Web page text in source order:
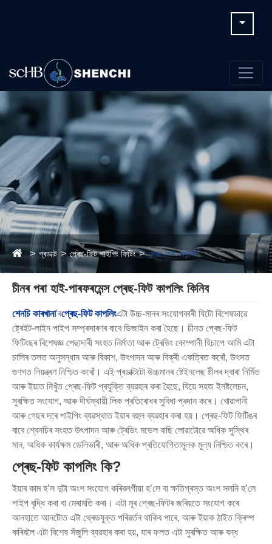
প্ৰডাক্ট প্ৰেছ-ফিট পাইপিং ফিটিং প্ৰেছ-ফিট কাপলিং
চীনৰ পৰা হাই-পাৰফৰমেন্স প্ৰেছ-ফিট কাপলিং কিনিব
শেনচি কাৰখানা'ৰপ্ৰেছ-ফিট কাপলিংএটা উচ্চ-মানৰ সংযোগকাৰী যিটো বিশেষভাৱে
ষ্ট্ৰেইট-লাইন পাইপ সম্প্ৰসাৰণৰ বাবে ডিজাইন কৰা হৈছে। চীনত প্ৰেছ-ফিট
ফিটিংছৰ বিশেষজ্ঞ পেছাদাৰী সংহত নিৰ্মাতা আৰু ট্ৰেডিং কোম্পানী হিচাপে আমি এটা
চালিৰ তলত অনুসন্ধান আৰু বিকাশ, উৎপাদন আৰু বিক্ৰী একত্ৰিত কৰোঁ, উৎসত
গুণগত নিয়ন্ত্ৰণ নিশ্চিত কৰোঁ। এই প্ৰডাক্টটো উচ্চমানৰ ষ্টেইনলেছ ষ্টীলৰ দ্বাৰা নিৰ্মিত
আৰু ইয়াত নিখুঁত প্ৰেছ-ফিট প্ৰযুক্তি ব্যৱহাৰ কৰা হৈছে, যিয়ে সহজ ইনষ্টলেচন,
সুৰক্ষিত সংযোগ, আৰু দীৰ্ঘস্থায়ী লিক প্ৰতিৰোধৰ সুবিধা প্ৰদান কৰে। খোৱাপানী
আৰু গেছৰ দৰে পাইপিং ব্যৱস্থাত ইয়াৰ বহুল ব্যৱহাৰ কৰা হয়। প্ৰেছ-ফিট ফিটিঙৰ
বাবে শ্বেনচিৰ সংহত উৎপাদন আৰু ট্ৰেডিং মডেল বাছি লোৱাটোৱে অধিক সুস্থিৰ
মান, অধিক কাৰ্যক্ষম ডেলিভাৰী, আৰু অধিক প্ৰতিযোগিতামূলক মূল্য নিশ্চিত কৰে।
প্ৰেছ-ফিট কাপলিং কি?
ইয়াৰ কাম হ’ল দুটা অংশ সংযোগ কৰিবলগীয়া হ’লে বা ক্ষতিগ্ৰস্ত অংশ সলনি হ’লে
পাইপ বৃদ্ধি কৰা বা মেৰামতি কৰা। এটা মূৰ প্ৰেছ-ফিটৰ জৰিয়তে সংযোগ কৰে
আনহাতে আনটোত এটা থ্ৰেডযুক্ত পৰিৱৰ্তন থাকিব পাৰে, আৰু ইয়াক ঠাইত ক্ৰিম্প
কৰিবলৈ এটা বিশেষ সঁজুলি ব্যৱহাৰ কৰা হয়, যাৰ ফলত এটা সুৰক্ষিত আৰু বন্ধ